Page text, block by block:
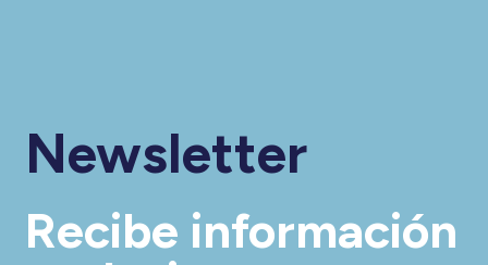
Newsletter
Recibe información